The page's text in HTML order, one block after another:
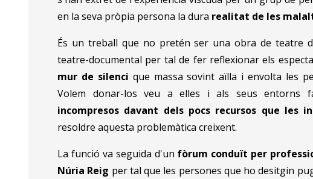
en la seva pròpia persona la dura realitat de les
És un treball que no pretén ser una obra de teatre
teatre-documental per tal de fer reflexionar els
mur de silenci que massa sovint aïlla i envolta les
Volem donar-los veu a elles i als seus entorns
incompresos davant dels pocs recursos que les
resoldre aquesta problemàtica creixent.
La funció va seguida d'un fòrum conduït per
Núria Reig per tal que les persones que ho desitgin